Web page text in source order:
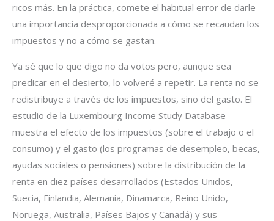
ricos más. En la práctica, comete el habitual error de darle
una importancia desproporcionada a cómo se recaudan los
impuestos y no a cómo se gastan.
Ya sé que lo que digo no da votos pero, aunque sea
predicar en el desierto, lo volveré a repetir. La renta no se
redistribuye a través de los impuestos, sino del gasto. El
estudio de la Luxembourg Income Study Database
muestra el efecto de los impuestos (sobre el trabajo o el
consumo) y el gasto (los programas de desempleo, becas,
ayudas sociales o pensiones) sobre la distribución de la
renta en diez países desarrollados (Estados Unidos,
Suecia, Finlandia, Alemania, Dinamarca, Reino Unido,
Noruega, Australia, Países Bajos y Canadá) y sus